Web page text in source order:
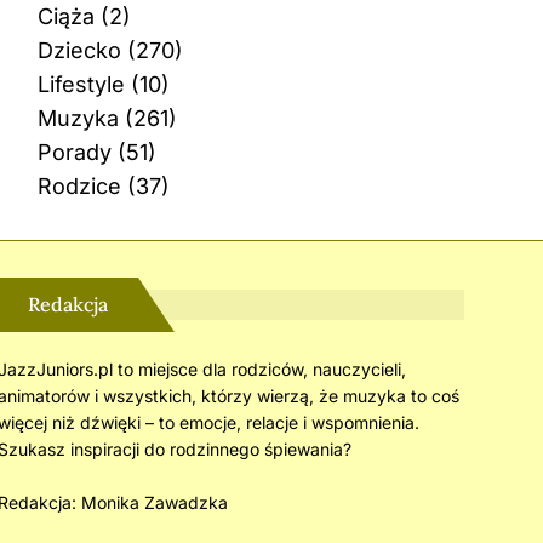
Ciąża (2)
Dziecko (270)
Lifestyle (10)
Muzyka (261)
Porady(51)
Rodzice (37)
Redakcja
to miejsce dla rodziców, nauczycieli,
i wszystkich, którzy wierzą, że muzyka to coś
niż dźwięki – to emocje, relacje i wspomnienia.
inspiracji do rodzinnego śpiewania?
Monika Zawadzka